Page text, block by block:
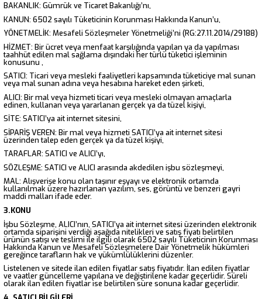
BAKANLIK: Gümrük ve Ticaret Bakanlığı’nı,
KANUN: 6502 sayılı Tüketicinin Korunması Hakkında Kanun’u,
YÖNETMELİK: Mesafeli Sözleşmeler Yönetmeliği’ni (RG:27.11.2014/29188)
HİZMET: Bir ücret veya menfaat karşılığında yapılan ya da yapılması
taahhüt edilen mal sağlama dışındaki her türlü tüketici işleminin
konusunu ,
SATICI: Ticari veya mesleki faaliyetleri kapsamında tüketiciye mal sunan
veya mal sunan adına veya hesabına hareket eden şirketi,
ALICI: Bir mal veya hizmeti ticari veya mesleki olmayan amaçlarla
edinen, kullanan veya yararlanan gerçek ya da tüzel kişiyi,
SİTE: SATICI’ya ait internet sitesini,
SİPARİŞ VEREN: Bir mal veya hizmeti SATICI’ya ait internet sitesi
üzerinden talep eden gerçek ya da tüzel kişiyi,
TARAFLAR: SATICI ve ALICI’yı,
SÖZLEŞME: SATICI ve ALICI arasında akdedilen işbu sözleşmeyi,
MAL: Alışverişe konu olan taşınır eşyayı ve elektronik ortamda
kullanılmak üzere hazırlanan yazılım, ses, görüntü ve benzeri gayri
maddi malları ifade eder.
3.KONU
İşbu Sözleşme, ALICI’nın, SATICI’ya ait internet sitesi üzerinden elektronik
ortamda siparişini verdiği aşağıda nitelikleri ve satış fiyatı belirtilen
ürünün satışı ve teslimi ile ilgili olarak 6502 sayılı Tüketicinin Korunması
Hakkında Kanun ve Mesafeli Sözleşmelere Dair Yönetmelik hükümleri
gereğince tarafların hak ve yükümlülüklerini düzenler.
Listelenen ve sitede ilan edilen fiyatlar satış fiyatıdır. İlan edilen fiyatlar
ve vaatler güncelleme yapılana ve değiştirilene kadar geçerlidir. Süreli
olarak ilan edilen fiyatlar ise belirtilen süre sonuna kadar geçerlidir.